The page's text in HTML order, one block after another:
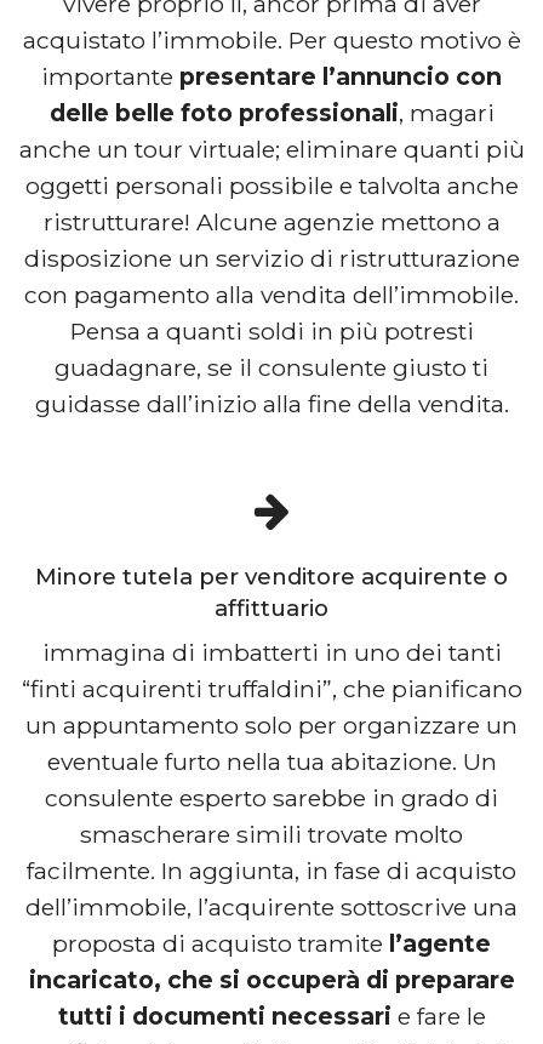
acquistato l’immobile. Per questo motivo è
importante presentare l’annuncio con
delle belle foto professionali, magari
anche un tour virtuale; eliminare quanti più
oggetti personali possibile e talvolta anche
ristrutturare! Alcune agenzie mettono a
disposizione un servizio di ristrutturazione
con pagamento alla vendita dell’immobile.
Pensa a quanti soldi in più potresti
guadagnare, se il consulente giusto ti
guidasse dall’inizio alla fine della vendita.
Minore tutela per venditore acquirente o
affittuario
immagina di imbatterti in uno dei tanti
“finti acquirenti truffaldini”, che pianificano
un appuntamento solo per organizzare un
eventuale furto nella tua abitazione. Un
consulente esperto sarebbe in grado di
smascherare simili trovate molto
facilmente. In aggiunta, in fase di acquisto
dell’immobile, l’acquirente sottoscrive una
proposta di acquisto tramite l’agente
incaricato, che si occuperà di preparare
tutti i documenti necessari e fare le